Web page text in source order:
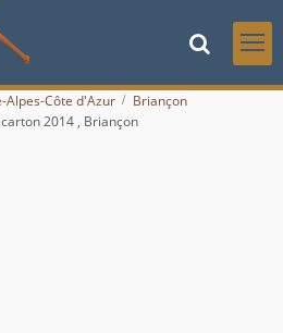
Alpes-Côte d'Azur
Briançon
2014 , Briançon